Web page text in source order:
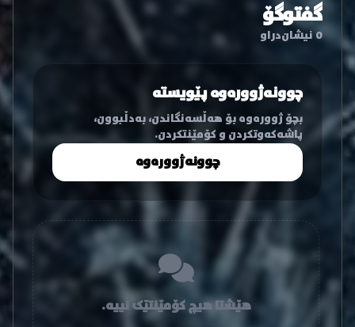
گفتوگۆ
0 نیشان‌دراو
چوونەژوورەوە پێویستە
بچۆ ژوورەوە بۆ هەڵسەنگاندن، بەدڵبوون،
پاشەکەوتکردن و کۆمێنتکردن.
چوونەژوورەوە
هێشتا هیچ کۆمێنتێک نییە.